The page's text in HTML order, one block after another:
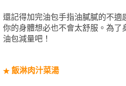
還記得加完油包手指油膩膩的不適
你的身體想必也不會太舒服。為
油包減量吧！
★ 飯淋肉汁菜湯